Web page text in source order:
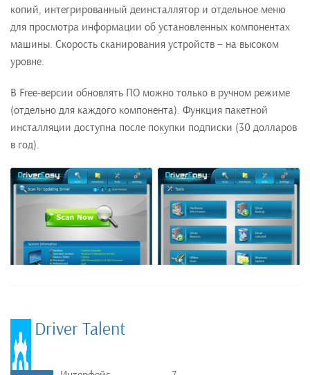
копий, интегрированный деинсталлятор и отдельное меню
для просмотра информации об установленных компонентах
машины. Скорость сканирования устройств – на высоком
уровне.
В Free-версии обновлять ПО можно только в ручном режиме
(отдельно для каждого компонента). Функция пакетной
инсталляции доступна после покупки подписки (30 долларов
в год).
Driver Talent